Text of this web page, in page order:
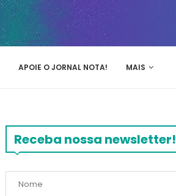
APOIE O JORNAL NOTA! MAIS
Receba nossa newsletter!